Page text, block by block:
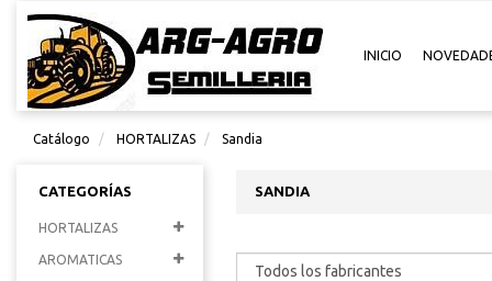
INICIO
Catálogo HORTALIZAS Sandia
CATEGORÍAS
HORTALIZAS
AROMATICAS
SANDIA